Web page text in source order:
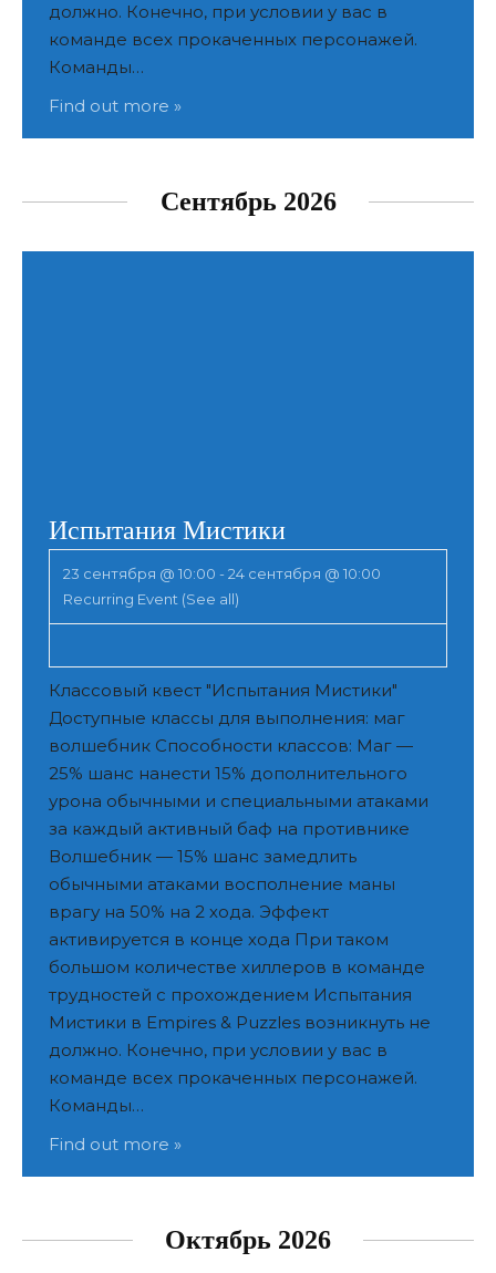
должно. Конечно, при условии у вас в
команде всех прокаченных персонажей.
Команды…
Find out more »
Сентябрь 2026
Испытания Мистики
23 сентября @ 10:00 - 24 сентября @ 10:00
Recurring Event (See all)
Классовый квест "Испытания Мистики"
Доступные классы для выполнения: маг
волшебник Способности классов: Маг —
25% шанс нанести 15% дополнительного
урона обычными и специальными атаками
за каждый активный баф на противнике
Волшебник — 15% шанс замедлить
обычными атаками восполнение маны
врагу на 50% на 2 хода. Эффект
активируется в конце хода При таком
большом количестве хиллеров в команде
трудностей с прохождением Испытания
Мистики в Empires & Puzzles возникнуть не
должно. Конечно, при условии у вас в
команде всех прокаченных персонажей.
Команды…
Find out more »
Октябрь 2026